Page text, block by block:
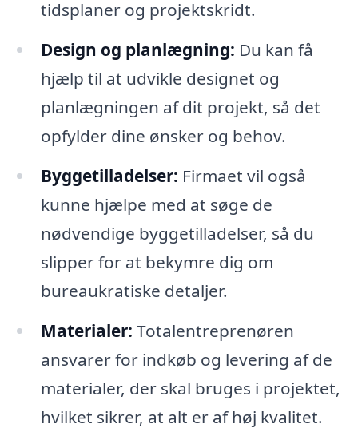
tidsplaner og projektskridt.
Design og planlægning: Du kan få
hjælp til at udvikle designet og
planlægningen af dit projekt, så det
opfylder dine ønsker og behov.
Byggetilladelser: Firmaet vil også
kunne hjælpe med at søge de
nødvendige byggetilladelser, så du
slipper for at bekymre dig om
bureaukratiske detaljer.
Materialer: Totalentreprenøren
ansvarer for indkøb og levering af de
materialer, der skal bruges i projektet,
hvilket sikrer, at alt er af høj kvalitet.